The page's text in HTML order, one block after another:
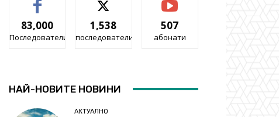
83,000
Последователи
1,538
последователи
507
абонати
НАЙ-НОВИТЕ НОВИНИ
АКТУАЛНО